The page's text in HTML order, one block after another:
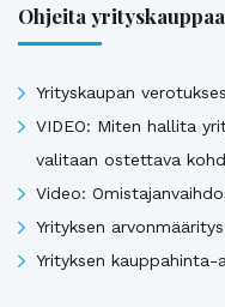
Ohjeita
Yrityskaupan
VIDEO: Miten hallita
valitaan ostettava
Video:
Yrityksen arvonmääritys
Yrityksen kauppahinta-